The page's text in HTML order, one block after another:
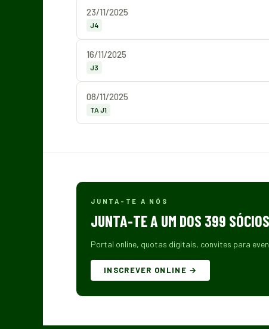
23/11/2025
J4
16/11/2025
J3
08/11/2025
TA J1
JUNTA-TE A NÓS
JUNTA-TE A UM DOS 399
Portal online, quotas digitais, convites para
INSCREVER ONLINE →